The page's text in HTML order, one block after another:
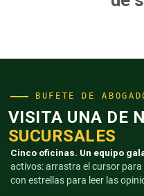
BUFETE DE
VISITA UNA DE
SUCURSALES
Cinco oficinas. Un equipo
activos: arrastra el cursor
con estrellas para leer las